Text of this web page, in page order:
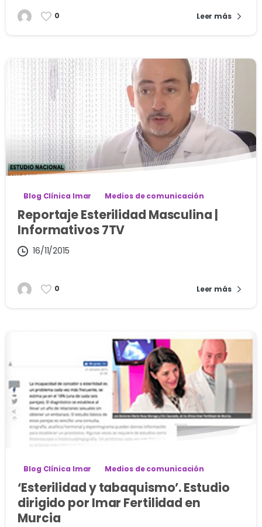
0 Leer más
Blog Clínica Imar Medios de comunicación
Reportaje Esterilidad Masculina |
Informativos 7TV
16/11/2015
0 Leer más
Blog Clínica Imar Medios de comunicación
‘Esterilidad y tabaquismo’. Estudio
dirigido por Imar Fertilidad en
Murcia